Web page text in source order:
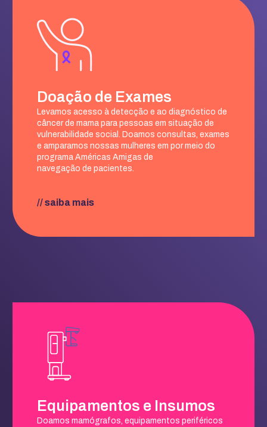
Doação de Exames
Levamos acesso à detecção e ao diagnóstico de
câncer de mama para pessoas em situação de
vulnerabilidade social. Doamos consultas, exames
e amparamos nossas mulheres em por meio do
programa Américas Amigas de
navegação de pacientes.
// saiba mais
Equipamentos e Insumos
Doamos mamógrafos, equipamentos periféricos